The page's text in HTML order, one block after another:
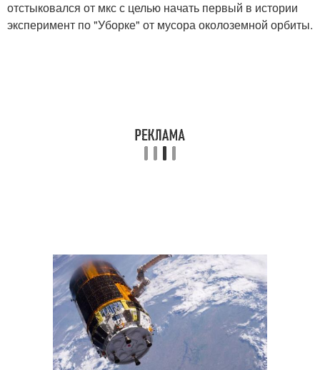
отстыковался от мкс с целью начать первый в истории
эксперимент по "Уборке" от мусора околоземной орбиты.